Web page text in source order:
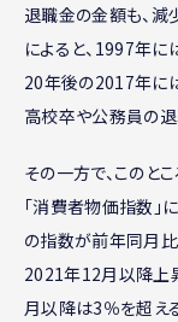
退職金の金額も、減
によると、1997年に
20年後の2017年に
高校卒や公務員の退
その一方で、このとこ
「消費者物価指数」
の指数が前年同月
2021年12月以降上
月以降は3％を超え